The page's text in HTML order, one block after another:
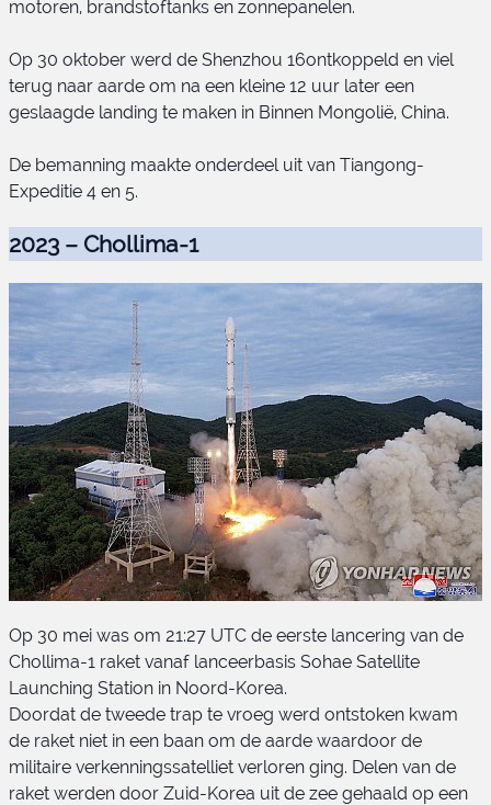
motoren, brandstoftanks en zonnepanelen.
Op 30 oktober werd de Shenzhou 16ontkoppeld en viel
terug naar aarde om na een kleine 12 uur later een
geslaagde landing te maken in Binnen Mongolië, China.
De bemanning maakte onderdeel uit van Tiangong-
Expeditie 4 en 5.
2023 – Chollima-1
Chollima-1 lancering
Op 30 mei was om 21:27 UTC de eerste lancering van de
Chollima-1 raket vanaf lanceerbasis Sohae Satellite
Launching Station in Noord-Korea.
Doordat de tweede trap te vroeg werd ontstoken kwam
de raket niet in een baan om de aarde waardoor de
militaire verkenningssatelliet verloren ging. Delen van de
raket werden door Zuid-Korea uit de zee gehaald op een